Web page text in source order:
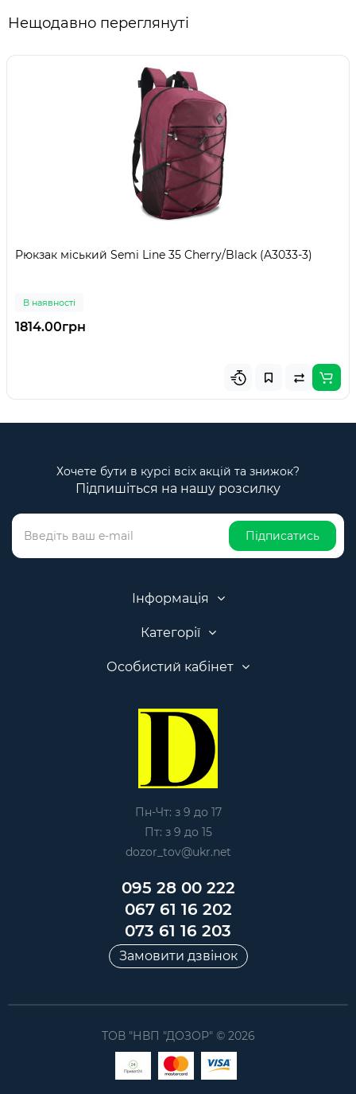
Нещодавно переглянуті
Рюкзак міський Semi Line 35 Cherry/Black (A3033-3)
В наявності
1814.00грн
Хочете бути в курсі всіх акцій та знижок?
Підпишіться на нашу розсилку
Підписатись
Інформація
Категорії
Особистий кабінет
Пн-Чт: з 9 до 17
Пт: з 9 до 15
dozor_tov@ukr.net
095 28 00 222
067 61 16 202
073 61 16 203
Замовити дзвінок
ТОВ "НВП "ДОЗОР" © 2026